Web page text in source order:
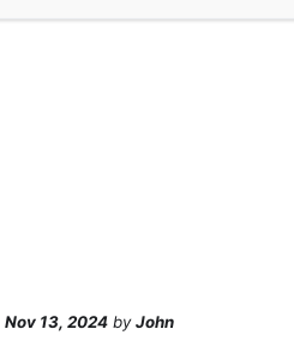
Nov 13, 2024 byJohn